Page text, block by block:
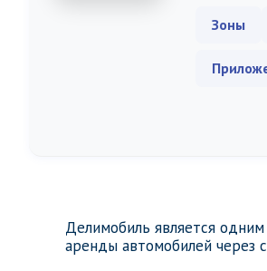
Зоны
Делимобиль является
аренды автомобилей через